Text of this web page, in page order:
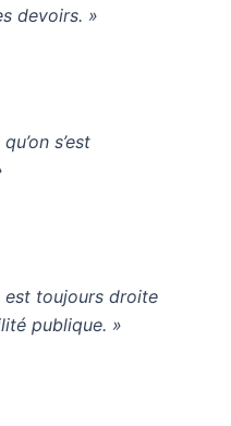
devoirs. »
s’est
est toujours droite
publique. »